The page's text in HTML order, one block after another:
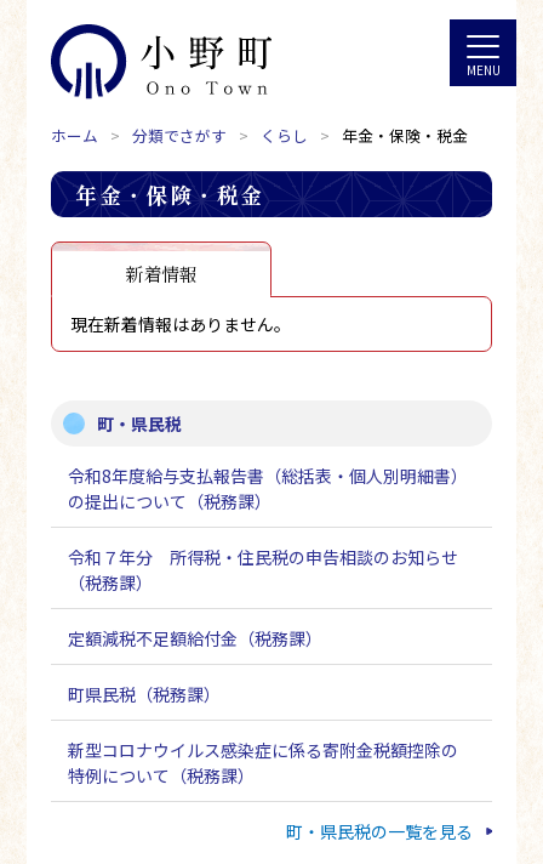
ホーム 分類でさがす くらし 年金・保険・税金
年金・保険・税金
新着情報
現在新着情報はありません。
町・県民税
令和8年度給与支払報告書（総括表・個人別明細書）
の提出について（税務課）
令和７年分 所得税・住民税の申告相談のお知らせ
（税務課）
定額減税不足額給付金（税務課）
町県民税（税務課）
新型コロナウイルス感染症に係る寄附金税額控除の
特例について（税務課）
町・県民税の一覧を見る